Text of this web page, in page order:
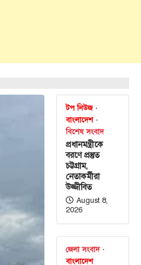
টপ নিউজ
বাংলাদেশ
বিশেষ সংবাদ
প্রধানমন্ত্রীকে
বরণে প্রস্তুত
চট্টগ্রাম,
নেতাকর্মীরা
উজ্জীবিত
August 8,
2026
জেলা সংবাদ
বাংলাদেশ